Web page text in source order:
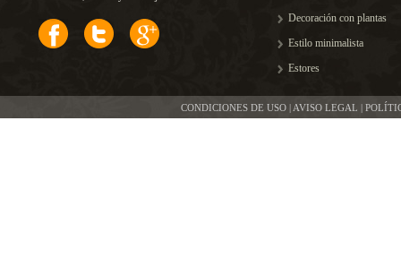
Decoración con plantas
Estilo minimalista
Estores
CONDICIONES DE USO | AVISO LEGAL |